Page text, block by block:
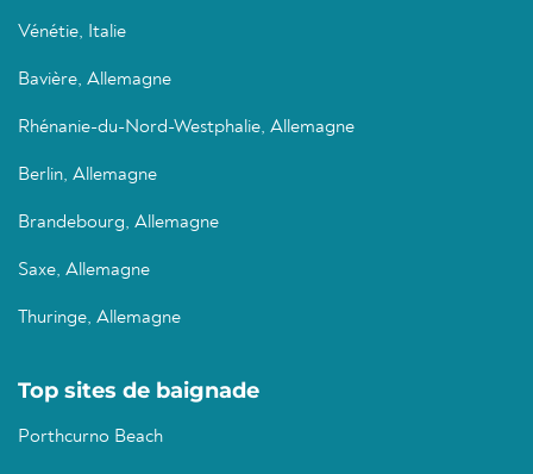
Vénétie, Italie
Bavière, Allemagne
Rhénanie-du-Nord-Westphalie, Allemagne
Berlin, Allemagne
Brandebourg, Allemagne
Saxe, Allemagne
Thuringe, Allemagne
Top sites de baignade
Porthcurno Beach